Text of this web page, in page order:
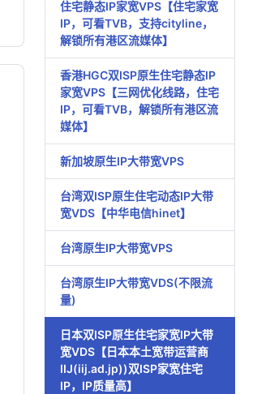
住宅静态IP家宽VPS【住宅家宽
IP，可看TVB，支持cityline，
解锁所有港区流媒体】
香港HGC双ISP原生住宅静态IP
家宽VPS【三网优化线路，住宅
IP，可看TVB，解锁所有港区流
媒体】
新加坡原生IP大带宽VPS
台湾双ISP原生住宅动态IP大带
宽VDS【中华电信hinet】
台湾原生IP大带宽VPS
台湾原生IP大带宽VDS(不限流
量)
日本双ISP原生住宅家宽IP大带
宽VDS【日本本土宽带运营商
IIJ(iij.ad.jp))双ISP家宽住宅
IP，IP质量高】